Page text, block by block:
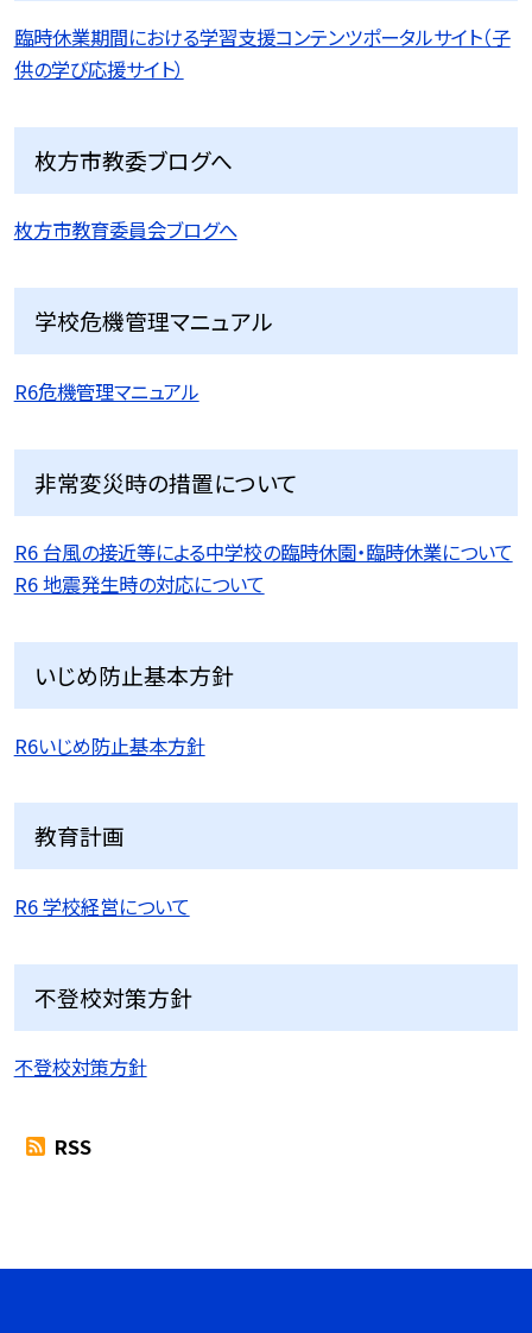
臨時休業期間における学習支援コンテンツポータルサイト（子
供の学び応援サイト）
枚方市教委ブログへ
枚方市教育委員会ブログへ
学校危機管理マニュアル
R6危機管理マニュアル
非常変災時の措置について
R6 台風の接近等による中学校の臨時休園・臨時休業について
R6 地震発生時の対応について
いじめ防止基本方針
R6いじめ防止基本方針
教育計画
R6 学校経営について
不登校対策方針
不登校対策方針
RSS